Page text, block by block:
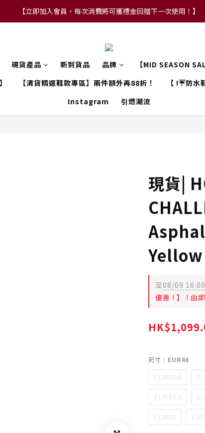
【FLASH SALE 兩件指定現貨產品即享88折】
【立即加入會員，每次消費將可獲禮金回贈下一次使用！】
現貨產品 新到貨品 品牌
【MID SEASON
【清貨精選鞋款專區】兩件額外再88折！ 【 !☔防水
Instagram
引燃潮流
現貨|
至08/09 16:00
優惠 ! 】 ! 由
尺寸 : EUR48
EUR40.6
EUR43.3
EUR46